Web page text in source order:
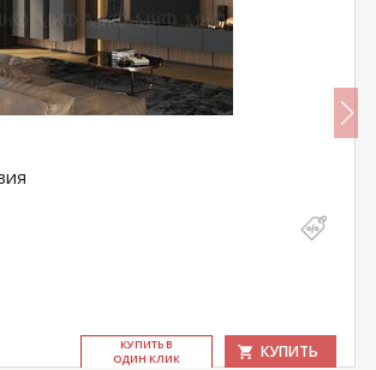
КУ­ПИТЬ В
ОДИН КЛИК
КУПИТЬ